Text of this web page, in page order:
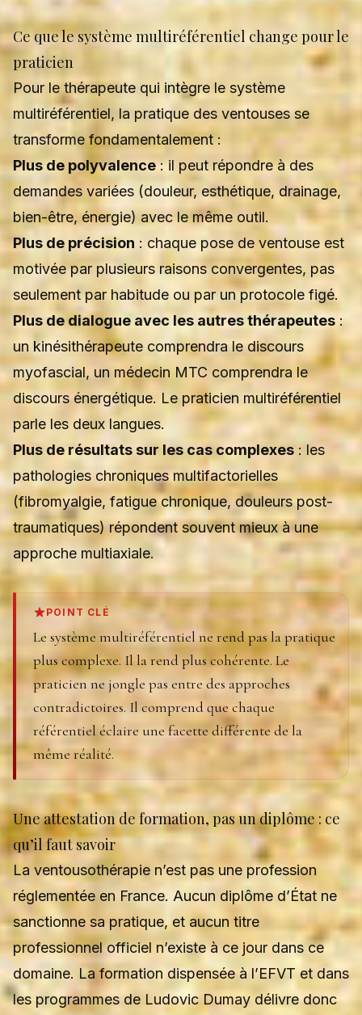
Ce que le système multiréférentiel change pour le
praticien
Pour le thérapeute qui intègre le système
multiréférentiel, la pratique des ventouses se
transforme fondamentalement :
Plus de polyvalence: il peut répondre à des
demandes variées (douleur, esthétique, drainage,
bien-être, énergie) avec le même outil.
Plus de précision : chaque pose de ventouse est
motivée par plusieurs raisons convergentes, pas
seulement par habitude ou par un protocole figé.
Plus de dialogue avec les autres thérapeutes :
un kinésithérapeute comprendra le discours
myofascial, un médecin MTC comprendra le
discours énergétique. Le praticien multiréférentiel
parle les deux langues.
Plus de résultats sur les cas complexes : les
pathologies chroniques multifactorielles
(fibromyalgie, fatigue chronique, douleurs post-
traumatiques) répondent souvent mieux à une
approche multiaxiale.
POINT CLÉ
Le système multiréférentiel ne rend pas la pratique
plus complexe. Il la rend plus cohérente. Le
praticien ne jongle pas entre des approches
contradictoires. Il comprend que chaque
référentiel éclaire une facette différente de la
même réalité.
Une attestation de formation, pas un diplôme : ce
qu’il faut savoir
La ventousothérapie n’est pas une profession
réglementée en France. Aucun diplôme d’État ne
sanctionne sa pratique, et aucun titre
professionnel officiel n’existe à ce jour dans ce
domaine. La formation dispensée à l’EFVT et dans
les programmes de Ludovic Dumay délivre donc